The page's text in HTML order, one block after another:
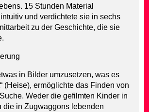
15 Stunden Material
und verdichtete sie in sechs
zu der Geschichte, die sie
in Bilder umzusetzen, was es
(Heise), ermöglichte das Finden von
Weder die gefilmten Kinder in
die in Zugwaggons lebenden